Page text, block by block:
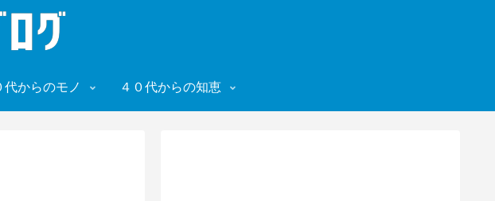
代からのモノ ４０代からの知恵